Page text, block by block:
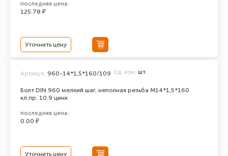
последняя цена:
125.78 ₽
Уточнить цену
Болт DIN 960 мелкий шаг, неполная резьба M14*1,5*160
кл.пр. 10.9 цинк
Артикул: 960-14*1,5*160/109 Ед. изм. шт.
последняя цена:
0.00 ₽
Уточнить цену